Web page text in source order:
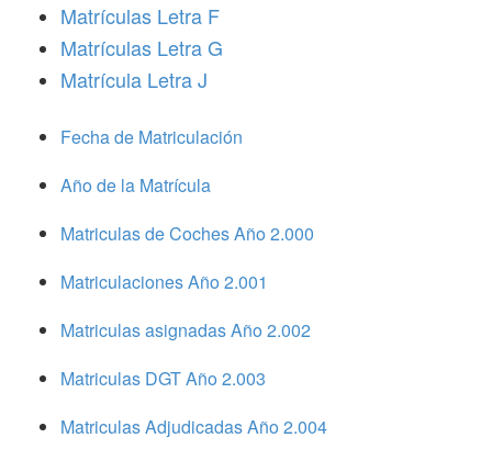
Matrículas Letra F
Matrículas Letra G
Matrícula Letra J
Fecha de Matriculación
Año de la Matrícula
Matriculas de Coches Año 2.000
Matriculaciones Año 2.001
Matriculas asignadas Año 2.002
Matriculas DGT Año 2.003
Matriculas Adjudicadas Año 2.004